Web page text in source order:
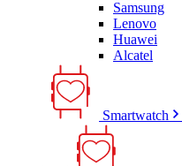
Samsung
Lenovo
Huawei
Alcatel
Smartwatch